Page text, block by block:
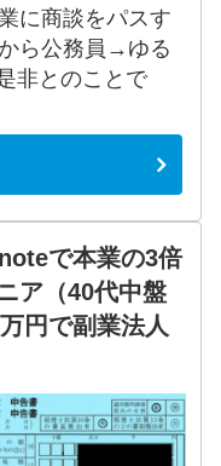
に商談をパスす
ら公務員→ゆる
非とのことで
で本業の3倍
ア（40代中盤
円で副業法人